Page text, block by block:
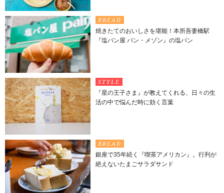
BREAD
焼きたてのおいしさを堪能！本所吾妻橋駅
『塩パン屋 パン・メゾン』の塩パン
STYLE
『星の王子さま』が教えてくれる、日々の生
活の中で悩んだ時に効く言葉
BREAD
銀座で35年続く『喫茶アメリカン』。行列が
絶えないたまごサラダサンド